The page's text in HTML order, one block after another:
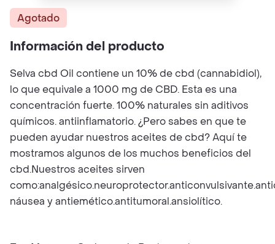
Agotado
Información del producto
Selva cbd Oil contiene un 10% de cbd (cannabidiol),
lo que equivale a 1000 mg de CBD. Esta es una
concentración fuerte. 100% naturales sin aditivos
químicos. antiinflamatorio. ¿Pero sabes en que te
pueden ayudar nuestros aceites de cbd? Aquí te
mostramos algunos de los muchos beneficios del
cbd.Nuestros aceites sirven
náusea y antiemético.antitumoral.ansiolítico.